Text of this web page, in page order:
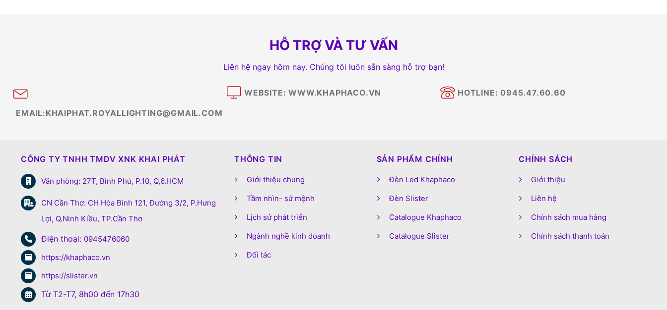
HỖ TRỢ VÀ TƯ VẤN
Liên hệ ngay hôm nay. Chúng tôi luôn sẵn sàng hỗ trợ bạn!
EMAIL:KHAIPHAT.ROYALLIGHTING@GMAIL.COM
WEBSITE: WWW.KHAPHACO.VN HOTLINE: 0945.47.60.60
CÔNG TY TNHH TMDV XNK KHAI PHÁT
Văn phòng: 27T, Bình Phú, P.10, Q,6.HCM
CN Cần Thơ: CH Hòa Bình 121, Đường 3/2, P.Hưng
Lợi, Q.Ninh Kiều, TP.Cần Thơ
Điện thoại: 0945476060
https://khaphaco.vn
https://slister.vn
Từ T2-T7, 8h00 đến 17h30
THÔNG TIN
Giới thiệu chung
Tầm nhìn- sứ mệnh
Lịch sử phát triển
Ngành nghề kinh doanh
Đối tác
SẢN PHẨM CHÍNH
Đèn Led Khaphaco
Đèn Slister
Catalogue Khaphaco
Catalogue Slister
CHÍNH SÁCH
Giới thiệu
Liên hệ
Chính sách mua hàng
Chính sách thanh toán